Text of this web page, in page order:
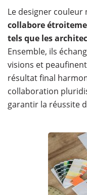
Le designer couleur
collabore
tels que les
Ensemble, ils
visions et
résultat final
collaboration
garantir la réussite